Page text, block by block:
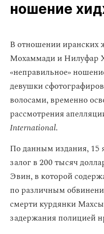
ношение
В отношении иранских
Мохаммади и Нилуфар
«неправильное»
девушки
волосами, временно
рассмотрения
International.
По данным издания, 15
залог в 200 тысяч
Эвин, в которой
по различным
смерти курдянки
задержания полицией